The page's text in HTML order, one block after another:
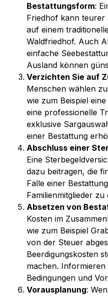
Bestattungsform:
Friedhof kann teurer
auf einem
Waldfriedhof. Auch
einfache
Ausland können
Verzichten Sie auf
Menschen wählen
wie zum Beispiel
eine professionelle
exklusive
einer Bestattung
Abschluss einer
Eine
dazu beitragen, die
Falle einer
Familienmitglieder zu
Absetzen von
Kosten im
wie zum Beispiel
von der Steuer
Beerdigungskosten
machen.
Bedingungen und
Vorausplanung: